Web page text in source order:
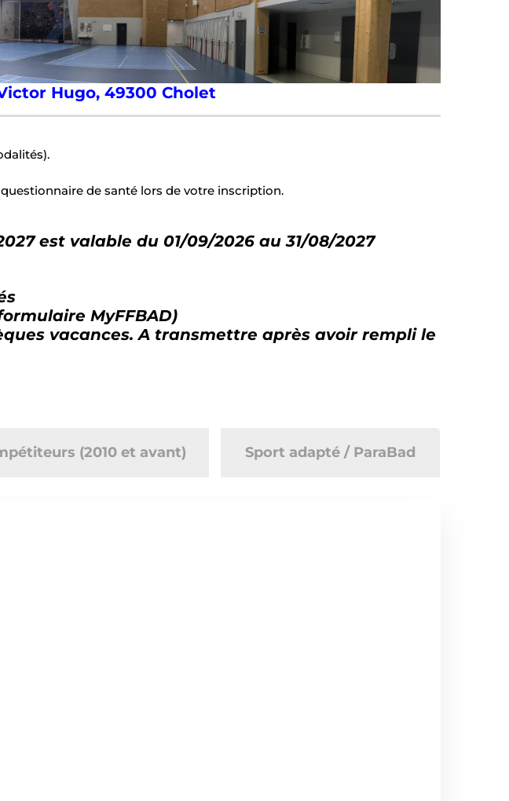
Hugo, 49300 Cholet
de santé lors de votre inscription.
est valable du 01/09/2026 au 31/08/2027
MyFFBAD)
vacances. A transmettre après avoir rempli le
(2010 et avant) Sport adapté / ParaBad